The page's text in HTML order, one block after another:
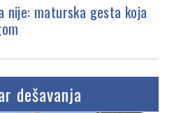
nije: maturska gesta koja
dešavanja